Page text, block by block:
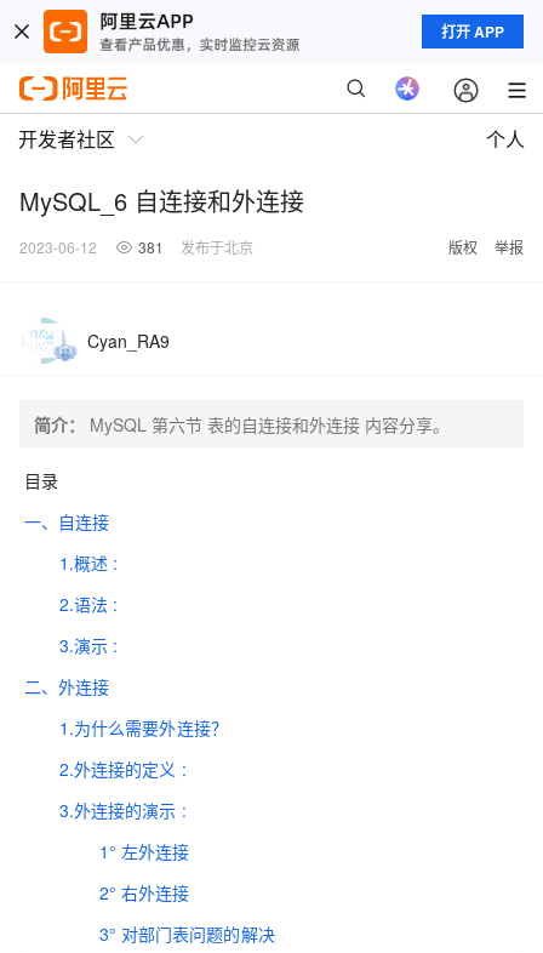
打开 APP
开发者社区 个人
MySQL_6 自连接和外连接
2023-06-12 381 发布于北京 版权 举报
Cyan_RA9
简介： MySQL 第六节 表的自连接和外连接 内容分享。
目录
一、自连接
1.概述 :
2.语法 :
3.演示 :
二、外连接
1.为什么需要外连接？
2.外连接的定义 :
3.外连接的演示 :
1° 左外连接
2° 右外连接
3° 对部门表问题的解决